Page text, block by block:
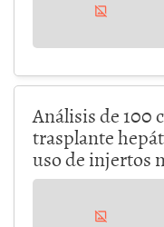
Análisis de 100
trasplante
uso de injertos